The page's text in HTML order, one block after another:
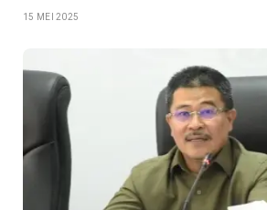
15 MEI 2025